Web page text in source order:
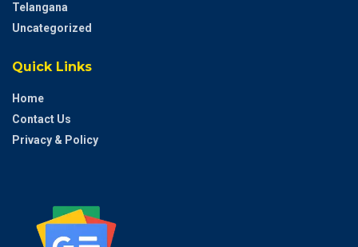
Telangana
Uncategorized
Quick Links
Home
Contact Us
Privacy & Policy